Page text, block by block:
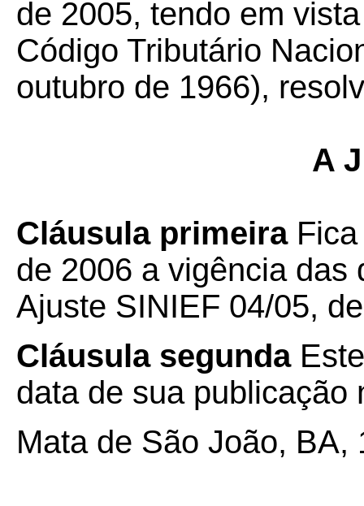
de 2005, tendo em
Código Tributário
outubro de 1966),
A
Cláusula primeiraFica
de 2006 a vigência das
Ajuste SINIEF 04/05,
Cláusula segunda
data de sua publicação
Mata de São João, BA,